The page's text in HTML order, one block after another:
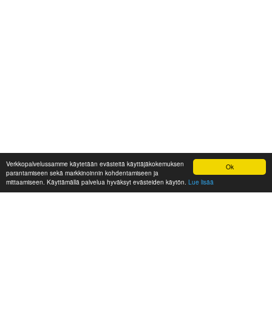
Ok
Verkkopalvelussamme käytetään evästeitä käyttäjäkokemuksen
parantamiseen sekä markkinoinnin kohdentamiseen ja
mittaamiseen. Käyttämällä palvelua hyväksyt evästeiden käytön. Lue lisää